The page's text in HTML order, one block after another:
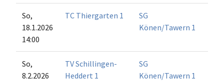
So,
18.1.2026
14:00
TC Thiergarten 1
SG
Könen/Tawern 1
So,
8.2.2026
TV Schillingen-
Heddert 1
SG
Könen/Tawern 1